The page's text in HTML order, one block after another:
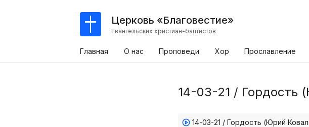
Церковь «Благовестие»
Евангельских христиан-баптистов
Главная О нас Проповеди Хор Прославление
14-03-21 / Гордость
14-03-21 / Гордость (Юрий